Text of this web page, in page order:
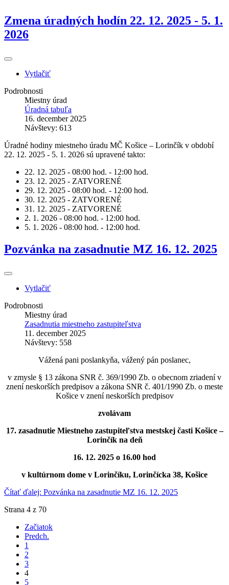
Zmena úradných hodín 22. 12. 2025 - 5. 1.
2026
Vytlačiť
Podrobnosti
Miestny úrad
Úradná tabuľa
16. december 2025
Návštevy: 613
Úradné hodiny miestneho úradu MČ Košice – Lorinčík v období
22. 12. 2025 - 5. 1. 2026 sú upravené takto:
22. 12. 2025 - 08:00 hod. - 12:00 hod.
23. 12. 2025 - ZATVORENÉ
29. 12. 2025 - 08:00 hod. - 12:00 hod.
30. 12. 2025 - ZATVORENÉ
31. 12. 2025 - ZATVORENÉ
2. 1. 2026 - 08:00 hod. - 12:00 hod.
5. 1. 2026 - 08:00 hod. - 12:00 hod.
Pozvánka na zasadnutie MZ 16. 12. 2025
Vytlačiť
Podrobnosti
Miestny úrad
Zasadnutia miestneho zastupiteľstva
11. december 2025
Návštevy: 558
Vážená pani poslankyňa, vážený pán poslanec,
v zmysle § 13 zákona SNR č. 369/1990 Zb. o obecnom zriadení v
znení neskorších predpisov a zákona SNR č. 401/1990 Zb. o meste
Košice v znení neskorších predpisov
zvolávam
17. zasadnutie Miestneho zastupiteľstva mestskej časti Košice –
Lorinčík na deň
16. 12. 2025 o 16.00 hod
v kultúrnom dome v Lorinčíku, Lorinčícka 38, Košice
Čítať ďalej: Pozvánka na zasadnutie MZ 16. 12. 2025
Strana 4 z 70
Začiatok
Predch.
1
2
3
4
5